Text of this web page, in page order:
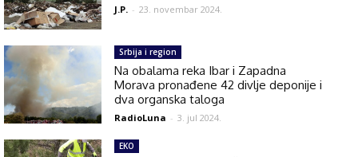
J.P. - 23. novembar 2024.
Srbija i region
Na obalama reka Ibar i Zapadna
Morava pronađene 42 divlje deponije i
dva organska taloga
RadioLuna - 3. jul 2024.
EKO